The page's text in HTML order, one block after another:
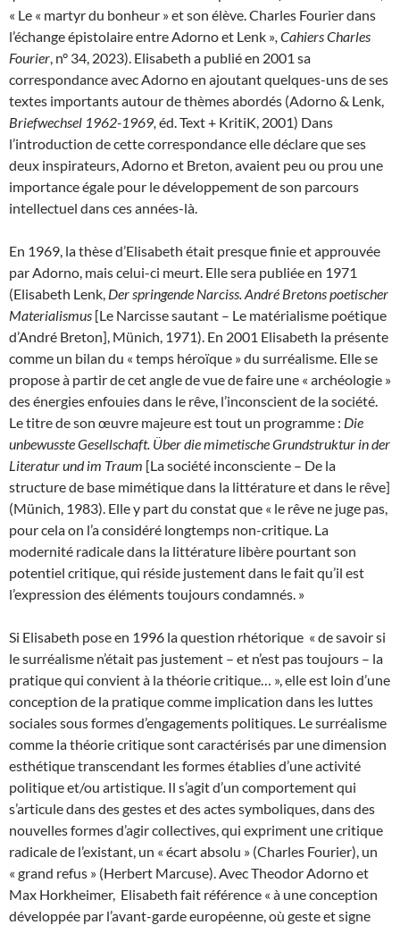
« Le « martyr du bonheur » et son élève. Charles Fourier dans
l’échange épistolaire entre Adorno et Lenk », Cahiers Charles
Fourier, n° 34, 2023). Elisabeth a publié en 2001 sa
correspondance avec Adorno en ajoutant quelques-uns de ses
textes importants autour de thèmes abordés (Adorno & Lenk,
Briefwechsel 1962-1969, éd. Text + KritiK, 2001) Dans
l’introduction de cette correspondance elle déclare que ses
deux inspirateurs, Adorno et Breton, avaient peu ou prou une
importance égale pour le développement de son parcours
intellectuel dans ces années-là.
En 1969, la thèse d’Elisabeth était presque finie et approuvée
par Adorno, mais celui-ci meurt. Elle sera publiée en 1971
(Elisabeth Lenk, Der springende Narciss. André Bretons poetischer
Materialismus [Le Narcisse sautant – Le matérialisme poétique
d’André Breton], Münich, 1971). En 2001 Elisabeth la présente
comme un bilan du « temps héroïque » du surréalisme. Elle se
propose à partir de cet angle de vue de faire une « archéologie »
des énergies enfouies dans le rêve, l’inconscient de la société.
Le titre de son œuvre majeure est tout un programme : Die
unbewusste Gesellschaft. Über die mimetische Grundstruktur in der
Literatur und im Traum [La société inconsciente – De la
structure de base mimétique dans la littérature et dans le rêve]
(Münich, 1983). Elle y part du constat que « le rêve ne juge pas,
pour cela on l’a considéré longtemps non-critique. La
modernité radicale dans la littérature libère pourtant son
potentiel critique, qui réside justement dans le fait qu’il est
l’expression des éléments toujours condamnés. »
Si Elisabeth pose en 1996 la question rhétorique « de savoir si
le surréalisme n’était pas justement – et n’est pas toujours – la
pratique qui convient à la théorie critique… », elle est loin d’une
conception de la pratique comme implication dans les luttes
sociales sous formes d’engagements politiques. Le surréalisme
comme la théorie critique sont caractérisés par une dimension
esthétique transcendant les formes établies d’une activité
politique et/ou artistique. Il s’agit d’un comportement qui
s’articule dans des gestes et des actes symboliques, dans des
nouvelles formes d’agir collectives, qui expriment une critique
radicale de l’existant, un « écart absolu » (Charles Fourier), un
« grand refus » (Herbert Marcuse). Avec Theodor Adorno et
Max Horkheimer, Elisabeth fait référence « à une conception
développée par l’avant-garde européenne, où geste et signe